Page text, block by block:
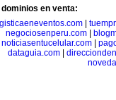
en venta:
|
negociosenperu.com|
noticiasentucelular.com
dataguia.com|